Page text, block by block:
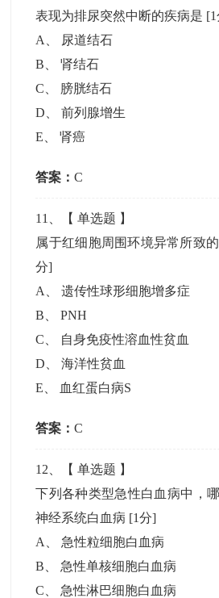
表现为排尿突然中断的疾病是
A
尿道结石
B 、肾结石
C
膀胱结石
D 、前列腺增生
E 、肾癌
答案：C
11 、【单选题 】
属于红细胞周围环境异常所致
分]
A
、遗传性球形细胞增多症
B 、PNH
C
自身免疫性溶血性贫血
D 、海洋性贫血
E
血红蛋白病S
答案：C
12 、【单选题 】
下列各种类型急性白血病中，
神经系统白血病 [1分]
A
急性粒细胞白血病
B
急性单核细胞白血病
C
急性淋巴细胞白血病